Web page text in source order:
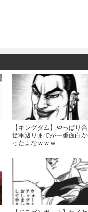
【キングダム】やっぱり合
従軍辺りまでが一番面白か
ったよなｗｗｗ